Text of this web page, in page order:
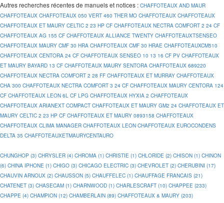
Autres recherches récentes de manuels et notices : CHAFFOTEAUX AND MAUR
CHAFFOTEAUX CHAFFOTEAUX 050 VERT 460 THER MO CHAFFOTEAUX CHAFFOTEAUX
CHAFFOTEAUX ET MAURY CELTIC 2 23 HP CF CHAFFOTEAUX NECTRA COMFORT 2 24 CF
CHAFFOTEAUX AG 155 CF CHAFFOTEAUX ALLIANCE TWENTY CHAFFOTEAUXTSENSEO
CHAFFOTEAUX MAURY CMF 30 HRA CHAFFOTEAUX CMF 30 HRAE CHAFFOTEAUXCM510
CHAFFOTEAUX CENTORA 24 CF CHAFFOTEAUX SENSEO 10 13 16 CF PV CHAFFOTEAUX
ET MAURY BAYARD 13 CF CHAFFOTEAUX MAURY SENTORA CHAFFOTEAUX 689220
CHAFFOTEAUX NECTRA COMFORT 2 28 FF CHAFFOTEAUX ET MURRAY CHAFFOTEAUX
CHA 300 CHAFFOTEAUX NECTRA COMFORT 3 24 CF CHAFFOTEAUX MAURY CENTORA 124
CF CHAFFOTEAUX LEON 6L CF LPG CHAFFOTEAUX HYXIA 2 CHAFFOTEAUX
CHAFFOTEAUX ARIANEXT COMPACT CHAFFOTEAUX ET MAURY GM2 24 CHAFFOTEAUX ET
MAURY CELTIC 2 23 HP CF CHAFFOTEAUX ET MAURY 0893158 CHAFFOTEAUX
CHAFFOTEAUX CLIMA MANAGER CHAFFOTEAUX LEON CHAFFOTEAUX EUROCONDENS
DELTA 35 CHAFFOTEAUXETMAURYCENTAURO
CHUNGHOP (3) CHRYSLER (4) CHROMA (1) CHRISTIE (1) CHLORIDE (2) CHISON (1) CHINON
(6) CHINA IPHONE (1) CHIGO (3) CHICAGO ELECTRIC (3) CHEVROLET (2) CHERUBINI (17)
CHAUVIN ARNOUX (2) CHAUSSON (5) CHAUFFELEC (1) CHAUFFAGE FRANCAIS (21)
CHATENET (3) CHASECAM (1) CHARNWOOD (1) CHARLESCRAFT (10) CHAPPEE (233)
CHAPPE (4) CHAMPION (12) CHAMBERLAIN (89) CHAFFOTEAUX & MAURY (203)